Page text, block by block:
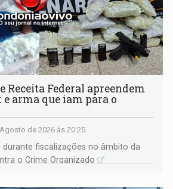
Receita Federal apreendem
arma que iam para o
de 2026 às 20:25
fiscalizações no âmbito da
o Crime Organizado